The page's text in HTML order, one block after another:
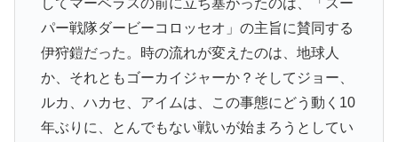
してマーベラスの前に立ち塞がったのは、「スー
パー戦隊ダービーコロッセオ」の主旨に賛同する
伊狩鎧だった。時の流れが変えたのは、地球人
か、それともゴーカイジャーか？そしてジョー、
ルカ、ハカセ、アイムは、この事態にどう動く10
年ぶりに、とんでもない戦いが始まろうとしてい